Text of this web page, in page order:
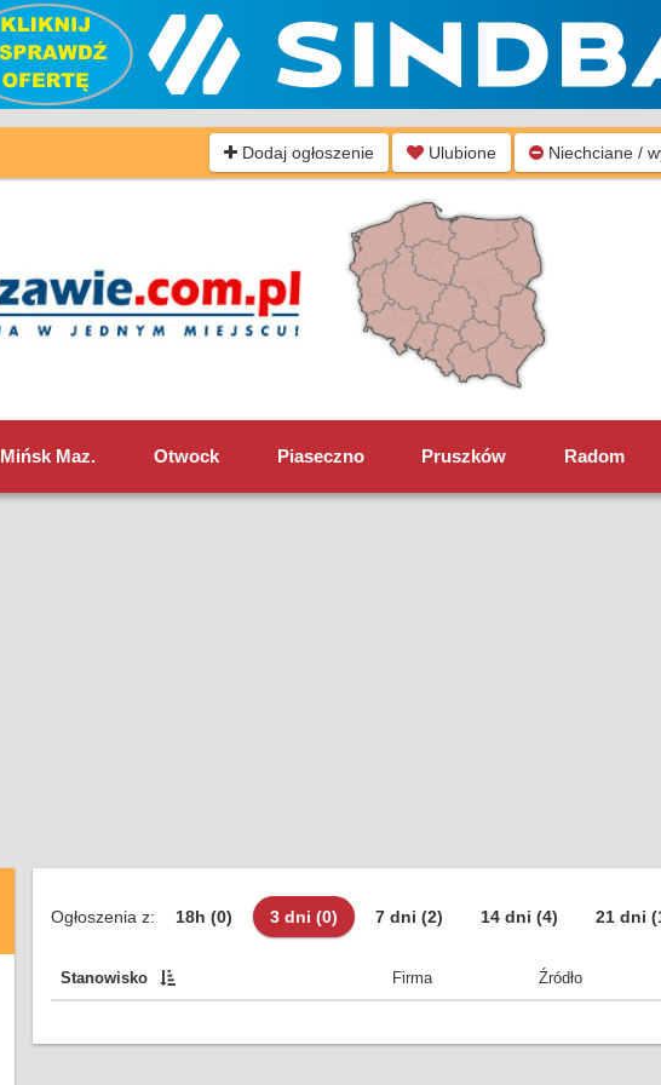
Dodaj ogłoszenie Ulubione Niechciane /
Mińsk Maz. Otwock Piaseczno Pruszków Radom
Ogłoszenia z: 18h (0) 3 dni (0) 7 dni (2) 14 dni (4) 21 dni
Stanowisko Firma Źródło